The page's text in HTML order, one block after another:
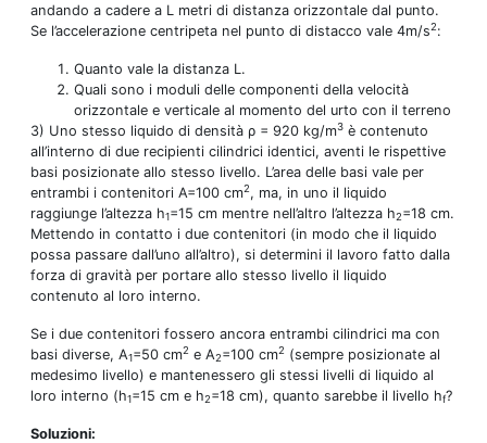
andando a cadere a L metri di distanza orizzontale dal punto.
Se l’accelerazione centripeta nel punto di distacco vale 4m/s2:
Quanto vale la distanza L.
Quali sono i moduli delle componenti della velocità
orizzontale e verticale al momento del urto con il terreno
3) Uno stesso liquido di densità ρ = 920 kg/m3 è contenuto
all’interno di due recipienti cilindrici identici, aventi le rispettive
basi posizionate allo stesso livello. L’area delle basi vale per
entrambi i contenitori A=100 cm2, ma, in uno il liquido
raggiunge l’altezza h1=15 cm mentre nell’altro l’altezza h2=18 cm.
Mettendo in contatto i due contenitori (in modo che il liquido
possa passare dall’uno all’altro), si determini il lavoro fatto dalla
forza di gravità per portare allo stesso livello il liquido
contenuto al loro interno.
Se i due contenitori fossero ancora entrambi cilindrici ma con
basi diverse, A1=50 cm2 e A2=100 cm2 (sempre posizionate al
medesimo livello) e mantenessero gli stessi livelli di liquido al
loro interno (h1=15 cm e h2=18 cm), quanto sarebbe il livello hf?
Soluzioni: